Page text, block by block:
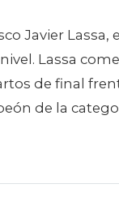
Javier Lassa,
Lassa
de final
de la